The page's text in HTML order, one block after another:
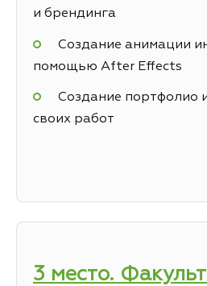
и брендинга
Создание анимации
помощью After Effects
Создание портфолио
своих работ
3 место.